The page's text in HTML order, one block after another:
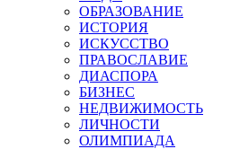
ОБРАЗОВАНИЕ
ИСТОРИЯ
ИСКУССТВО
ПРАВОСЛАВИЕ
ДИАСПОРА
БИЗНЕС
НЕДВИЖИМОСТЬ
ЛИЧНОСТИ
ОЛИМПИАДА